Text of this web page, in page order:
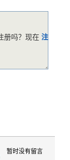
册吗？现在 注
暂时没有留言